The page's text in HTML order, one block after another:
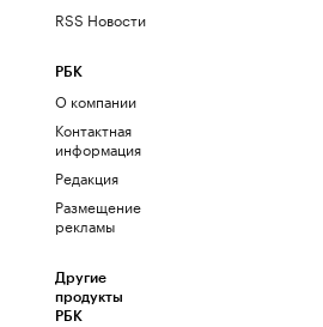
RSS Новости
РБК
О компании
Контактная
информация
Редакция
Размещение
рекламы
Другие
продукты
РБК